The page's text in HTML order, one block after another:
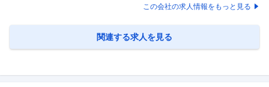
事業等を手掛けております。 自動車メーカー系金融会社という立場か
一線を画した先進的な事業モデルを作り出して参りました。 『期待を超
える金融サービスで、モビリティ社会の未来とお客様の笑顔を創造しま
この会社の求人情報をもっと見る
関連する求人を見る